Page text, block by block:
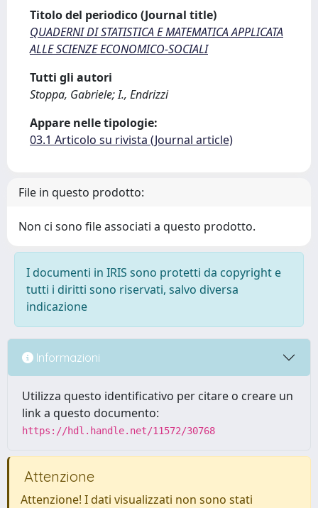
Titolo del periodico (Journal title)
QUADERNI DI STATISTICA E MATEMATICA APPLICATA
ALLE SCIENZE ECONOMICO-SOCIALI
Tutti gli autori
Stoppa, Gabriele; I., Endrizzi
Appare nelle tipologie:
03.1 Articolo su rivista (Journal article)
File in questo prodotto:
Non ci sono file associati a questo prodotto.
I documenti in IRIS sono protetti da copyright e
tutti i diritti sono riservati, salvo diversa
indicazione
Informazioni
Utilizza questo identificativo per citare o creare un
link a questo documento:
https://hdl.handle.net/11572/30768
Attenzione
Attenzione! I dati visualizzati non sono stati